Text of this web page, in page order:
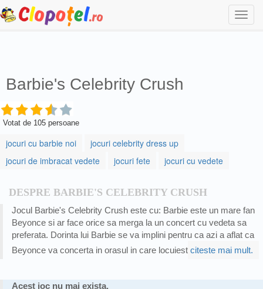
Barbie's Celebrity Crush
Votat de 105 persoane
jocuri cu barbie noi
jocuri celebrity dress up
jocuri de imbracat vedete
jocuri fete jocuri cu vedete
DESPRE BARBIE'S CELEBRITY CRUSH
Jocul Barbie's Celebrity Crush este cu: Barbie este un mare fan
Beyonce si ar face orice sa merga la un concert cu vedeta sa
preferata. Dorinta lui Barbie se va implini pentru ca azi a aflat ca
Beyonce va concerta in orasul in care locuiest citeste mai mult.
Acest joc nu mai exista.